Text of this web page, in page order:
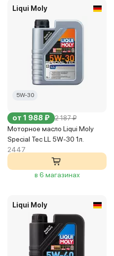
Liqui Moly
5W-30
от 1 988 ₽ 2 187 ₽
Моторное масло Liqui Moly
Special Tec LL 5W-30 1л.
2447
в 6 магазинах
Liqui Moly